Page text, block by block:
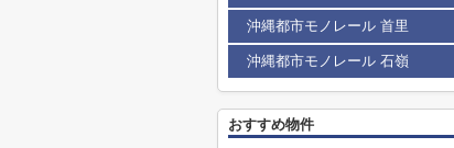
沖縄都市モノレール 首里
沖縄都市モノレール 石嶺
おすすめ物件